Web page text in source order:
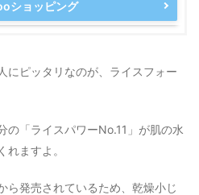
ショッピング
にピッタリなのが、ライスフォー
の「ライスパワーNo.11」が肌の水
ますよ。
ら発売されているため、乾燥小じ